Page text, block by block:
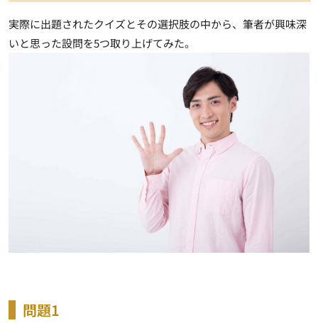
実際に出題されたクイズとその選択肢の中から、筆者が興味深
いと思った設問を5つ取り上げてみた。
問題1